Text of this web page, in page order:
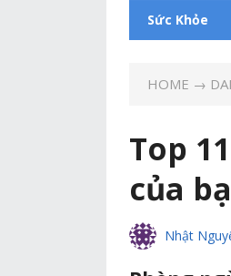
Sức Khỏe
HOME →
Top
của
Nhật